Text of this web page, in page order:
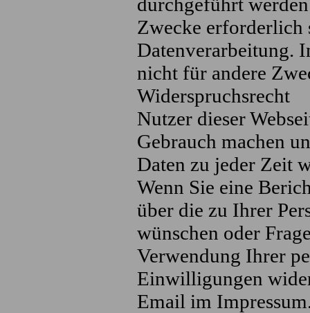
Zwecke erforderlich
Datenverarbeitung.
nicht für andere
Widerspruchsrecht
Nutzer dieser
Gebrauch machen
Daten zu jeder Zeit
Wenn Sie eine
über die zu Ihrer
wünschen oder
Verwendung Ihrer
Einwilligungen
Email im